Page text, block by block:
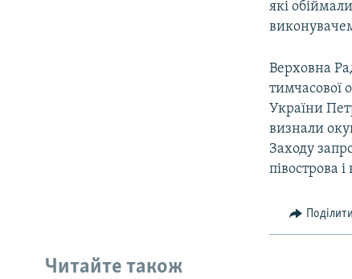
які
Верховна
тимчасової
України
визнали
Заходу
півострова
Читайте також